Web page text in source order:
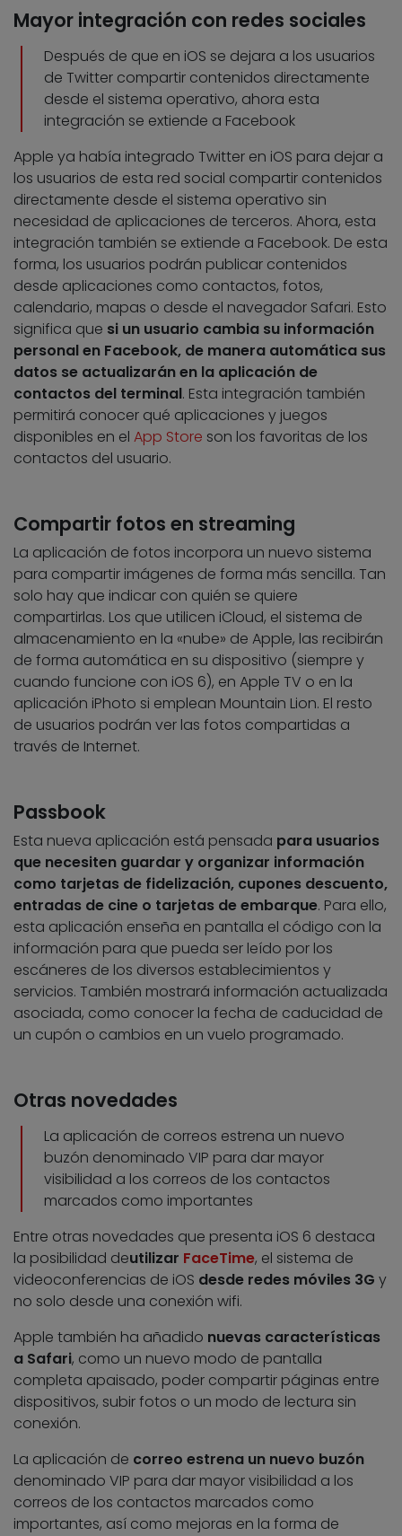
Mayor integración con redes sociales
Después de que en iOS se dejara a los usuarios
de Twitter compartir contenidos directamente
desde el sistema operativo, ahora esta
integración se extiende a Facebook
Apple ya había integrado Twitter en iOS para dejar a
los usuarios de esta red social compartir contenidos
directamente desde el sistema operativo sin
necesidad de aplicaciones de terceros. Ahora, esta
integración también se extiende a Facebook. De esta
forma, los usuarios podrán publicar contenidos
desde aplicaciones como contactos, fotos,
calendario, mapas o desde el navegador Safari. Esto
significa que si un usuario cambia su información
personal en Facebook, de manera automática sus
datos se actualizarán en la aplicación de
contactos del terminal. Esta integración también
permitirá conocer qué aplicaciones y juegos
disponibles en el App Store son los favoritas de los
contactos del usuario.
Compartir fotos en streaming
La aplicación de fotos incorpora un nuevo sistema
para compartir imágenes de forma más sencilla. Tan
solo hay que indicar con quién se quiere
compartirlas. Los que utilicen iCloud, el sistema de
almacenamiento en la «nube» de Apple, las recibirán
de forma automática en su dispositivo (siempre y
cuando funcione con iOS 6), en Apple TV o en la
aplicación iPhoto si emplean Mountain Lion. El resto
de usuarios podrán ver las fotos compartidas a
través de Internet.
Passbook
Esta nueva aplicación está pensada para usuarios
que necesiten guardar y organizar información
como tarjetas de fidelización, cupones descuento,
entradas de cine o tarjetas de embarque. Para ello,
esta aplicación enseña en pantalla el código con la
información para que pueda ser leído por los
escáneres de los diversos establecimientos y
servicios. También mostrará información actualizada
asociada, como conocer la fecha de caducidad de
un cupón o cambios en un vuelo programado.
Otras novedades
La aplicación de correos estrena un nuevo
buzón denominado VIP para dar mayor
visibilidad a los correos de los contactos
marcados como importantes
Entre otras novedades que presenta iOS 6 destaca
la posibilidad deutilizar FaceTime, el sistema de
videoconferencias de iOS desde redes móviles 3G y
no solo desde una conexión wifi.
Apple también ha añadido nuevas características
a Safari, como un nuevo modo de pantalla
completa apaisado, poder compartir páginas entre
dispositivos, subir fotos o un modo de lectura sin
conexión.
La aplicación de correo estrena un nuevo buzón
denominado VIP para dar mayor visibilidad a los
correos de los contactos marcados como
importantes, así como mejoras en la forma de